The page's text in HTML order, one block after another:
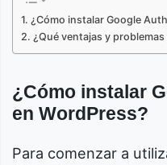
¿Cómo instalar Google
¿Qué ventajas y
¿Cómo instalar
en WordPress?
Para comenzar a